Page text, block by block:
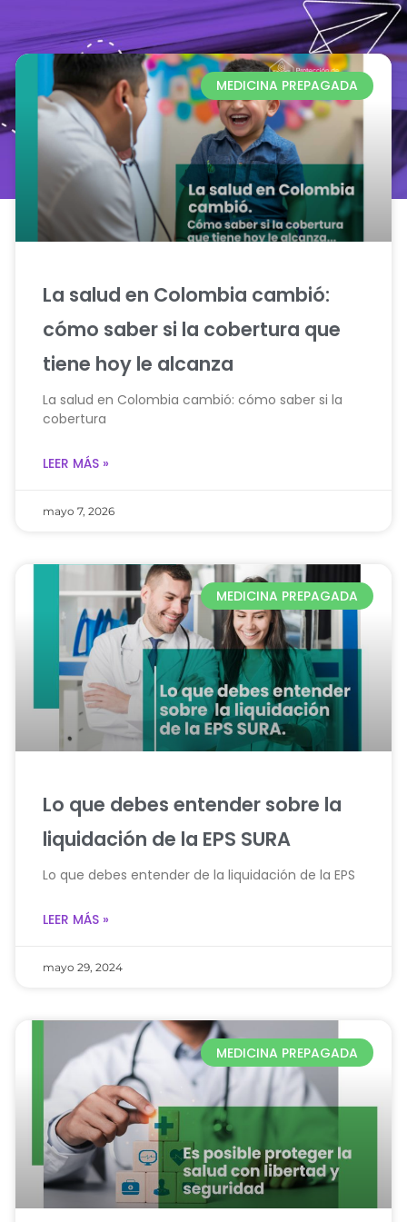
MEDICINA PREPAGADA
La salud en Colombia cambió:
cómo saber si la cobertura que
tiene hoy le alcanza
La salud en Colombia cambió: cómo saber si la
cobertura
LEER MÁS »
mayo 7, 2026
MEDICINA PREPAGADA
Lo que debes entender sobre la
liquidación de la EPS SURA
Lo que debes entender de la liquidación de la EPS
LEER MÁS »
mayo 29, 2024
MEDICINA PREPAGADA